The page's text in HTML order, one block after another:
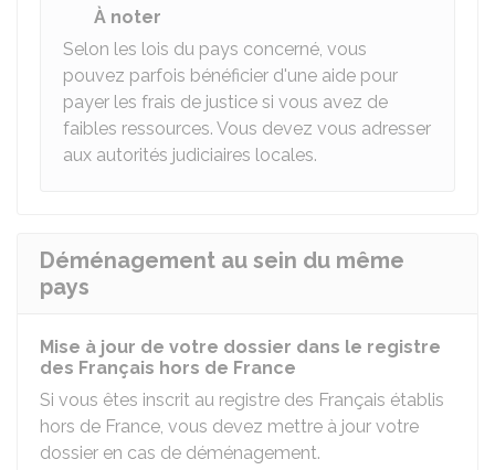
À noter
Selon les lois du pays concerné, vous
pouvez parfois bénéficier d'une aide pour
payer les frais de justice si vous avez de
faibles ressources. Vous devez vous adresser
aux autorités judiciaires locales.
Déménagement au sein du même
pays
Mise à jour de votre dossier dans le registre
des Français hors de France
Si vous êtes inscrit au registre des Français établis
hors de France, vous devez mettre à jour votre
dossier en cas de déménagement.